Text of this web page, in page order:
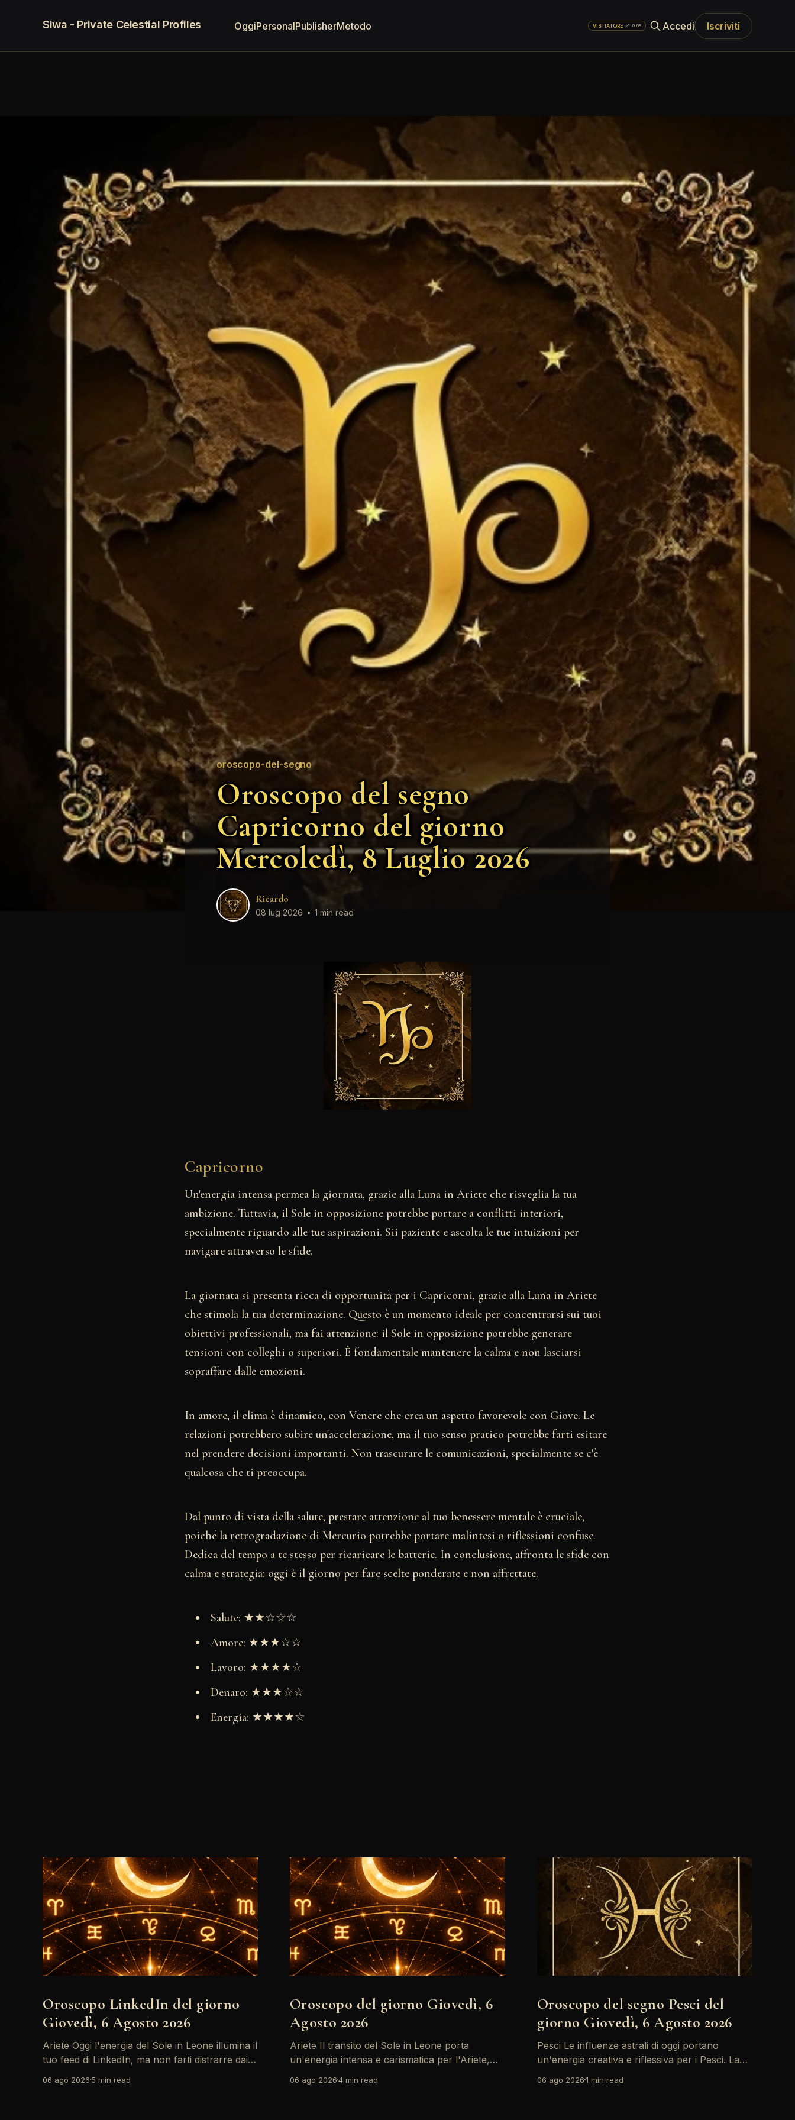
Siwa - Private Celestial Profiles OggiPersonalPublisherMetodo VISITATORE ·v1.0.69 Accedi Iscriviti
oroscopo-del-segno
Oroscopo del segno
Capricorno del giorno
Mercoledì, 8 Luglio 2026
Ricardo
08 lug 2026 • 1 min read
Capricorno
Un'energia intensa permea la giornata, grazie alla Luna in Ariete che risveglia la tua
ambizione. Tuttavia, il Sole in opposizione potrebbe portare a conflitti interiori,
specialmente riguardo alle tue aspirazioni. Sii paziente e ascolta le tue intuizioni per
navigare attraverso le sfide.
La giornata si presenta ricca di opportunità per i Capricorni, grazie alla Luna in Ariete
che stimola la tua determinazione. Questo è un momento ideale per concentrarsi sui tuoi
obiettivi professionali, ma fai attenzione: il Sole in opposizione potrebbe generare
tensioni con colleghi o superiori. È fondamentale mantenere la calma e non lasciarsi
sopraffare dalle emozioni.
In amore, il clima è dinamico, con Venere che crea un aspetto favorevole con Giove. Le
relazioni potrebbero subire un'accelerazione, ma il tuo senso pratico potrebbe farti esitare
nel prendere decisioni importanti. Non trascurare le comunicazioni, specialmente se c'è
qualcosa che ti preoccupa.
Dal punto di vista della salute, prestare attenzione al tuo benessere mentale è cruciale,
poiché la retrogradazione di Mercurio potrebbe portare malintesi o riflessioni confuse.
Dedica del tempo a te stesso per ricaricare le batterie. In conclusione, affronta le sfide con
calma e strategia: oggi è il giorno per fare scelte ponderate e non affrettate.
Salute: ★★☆☆☆
Amore: ★★★☆☆
Lavoro: ★★★★☆
Denaro: ★★★☆☆
Energia: ★★★★☆
Oroscopo LinkedIn del giorno
Giovedì, 6 Agosto 2026
Ariete Oggi l'energia del Sole in Leone illumina il
tuo feed di LinkedIn, ma non farti distrarre dai
concretizzare i tuoi desideri professionali! Giove
06 ago 2026 5 min read
Oroscopo del giorno Giovedì, 6
Agosto 2026
Ariete Il transito del Sole in Leone porta
un'energia intensa e carismatica per l'Ariete,
momento ideale per riflettere su obiettivi
06 ago 20264 min read
Oroscopo del segno Pesci del
giorno Giovedì, 6 Agosto 2026
Pesci Le influenze astrali di oggi portano
un'energia creativa e riflessiva per i Pesci. La
incoraggiandoti a esplorare nuove idee e
06 ago 20261 min read